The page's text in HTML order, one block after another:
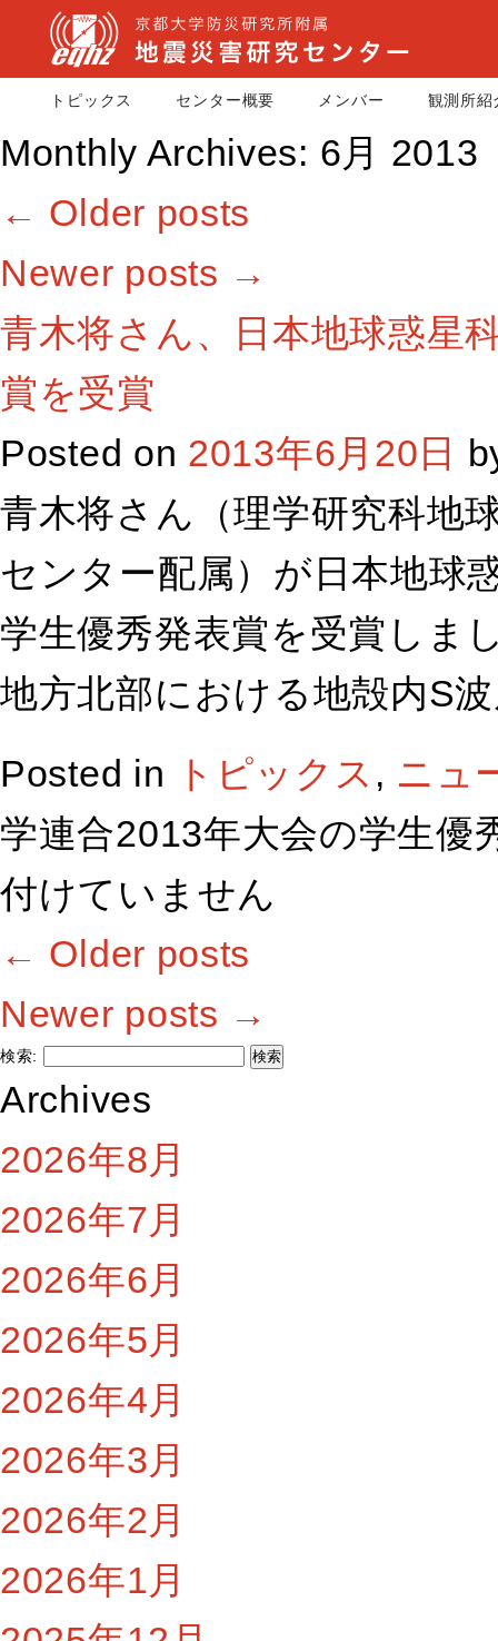
トピックス センター概要 メンバー 観測所紹
Monthly Archives: 6月 2013
← Older posts
Newer posts →
青木将さん、日本地球惑星
賞を受賞
Posted on 2013年6月20日
青木将さん（理学研究科地
センター配属）が日本地球
学生優秀発表賞を受賞し
地方北部における地殻内S
Posted in
トピックス , ニュ
学連合2013年大会の学生優
付けていません
← Older posts
Newer posts →
検索:
Archives
2026年8月
2026年7月
2026年6月
2026年5月
2026年4月
2026年3月
2026年2月
2026年1月